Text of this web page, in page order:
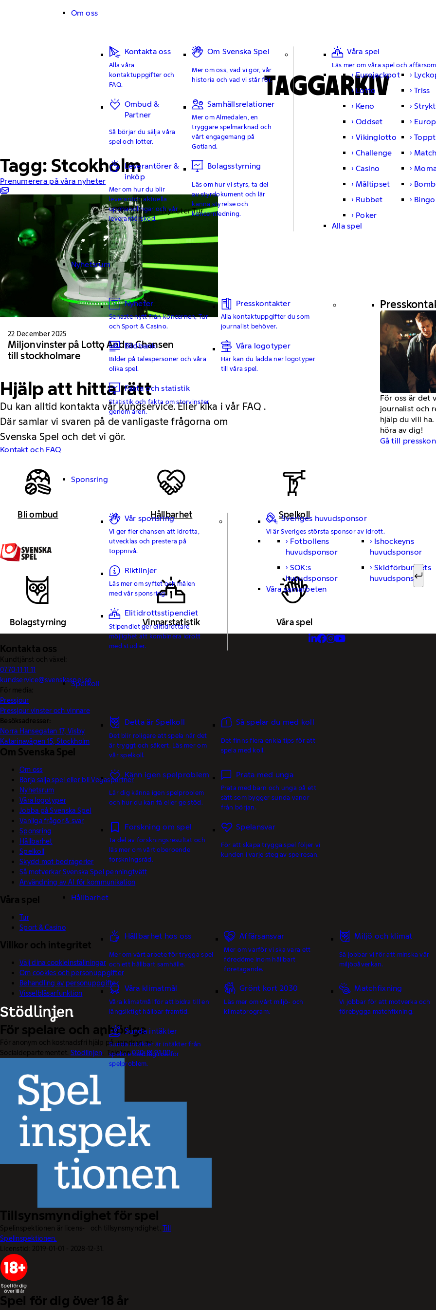
Om oss
Kontakta oss
Alla våra
kontaktuppgifter och
FAQ.
Om Svenska Spel
Mer om oss, vad vi gör, vår
historia och vad vi står för.
Ombud &
Partner
Så börjar du sälja våra
spel och lotter.
Samhällsrelationer
Mer om Almedalen, en
tryggare spelmarknad och
vårt engagemang på
Gotland.
Leverantörer &
inköp
Mer om hur du blir
leverantör, aktuella
upphandlingar och vår
leverantörskod.
Bolagsstyrning
Läs om hur vi styrs, ta del
av styrdokument och lär
känna styrelse och
koncernledning.
Våra spel
Läs mer om våra spel och
Eurojackpot
Lotto
Triss
Keno
Oddset
Vikinglotto
Challenge
Casino
Måltipset
Rubbet
Bingo
Poker
Alla spel
Nyhetsrum
Nyheter
Senaste nytt från koncernen, Tur
och Sport & Casino.
Presskontakter
Alla kontaktuppgifter du som
journalist behöver.
Bildbank
Bilder på talespersoner och våra
olika spel.
Våra logotyper
Här kan du ladda ner logotyper
till våra spel.
Fakta och statistik
Statistik och fakta om storvinster
genom åren.
För oss är det
journalist och
hjälp du vill
höra av dig!
Gå till
Sponsring
Vår sponsring
Vi ger fler chansen att idrotta,
utvecklas och prestera på
toppnivå.
Riktlinjer
Läs mer om syftet och målen
med vår sponsring.
Elitidrottsstipendiet
Stipendiet ger elitidrottare
möjlighet att kombinera idrott
med studier.
Sveriges huvudsponsor
Vi är Sveriges största sponsor av idrott.
Fotbollens
huvudsponsor
Ishockeyns
huvudsponsor
SOK:s
huvudsponsor
Skidförbundets
huvudsponsor
Våra samarbeten
Spelkoll
Detta är Spelkoll
Det blir roligare att spela när det
är tryggt och säkert. Läs mer om
vår spelkoll.
Så spelar du med koll
Det finns flera enkla tips för att
spela med koll.
Känn igen spelproblem
Lär dig känna igen spelproblem
och hur du kan få eller ge stöd.
Prata med unga
Prata med barn och unga på ett
sätt som bygger sunda vanor
från början.
Forskning om spel
Ta del av forskningsresultat och
läs mer om vårt oberoende
forskningsråd.
Spelansvar
För att skapa trygga spel följer vi
kunden i varje steg av spelresan.
Hållbarhet
Hållbarhet hos oss
Mer om vårt arbete för trygga spel
och ett hållbart samhälle.
Affärsansvar
Mer om varför vi ska vara ett
föredöme inom hållbart
företagande.
Miljö och klimat
Så jobbar vi för att minska vår
miljöpåverkan.
Våra klimatmål
Våra klimatmål för att bidra till en
långsiktigt hållbar framtid.
Grönt kort 2030
Läs mer om vårt miljö- och
klimatprogram.
Matchfixning
Vi jobbar för att motverka och
förebygga matchfixning.
Sunda intäkter
Sunda intäkter är intäkter från
spelare med låg risk för
spelproblem.
Sök
TAGGARKIV
Tagg: Stcokholm
Prenumerera på våra nyheter
Lottovinst Nyheter Tur
22 December 2025
Miljonvinster på Lotto Andra Chansen
till stockholmare
Hjälp att hitta rätt
Du kan alltid kontakta vår kundservice. Eller kika i vår FAQ .
Där samlar vi svaren på de vanligaste frågorna om
Svenska Spel och det vi gör.
Kontakt och FAQ
Bli ombud Hållbarhet Spelkoll
Bolagstyrning Vinnarstatistik Våra spel
Kontakta oss
Kundtjänst och växel:
0770-11 11 11
kundservice@svenskaspel.se
För media:
Pressjour
Pressjour vinster och vinnare
Besöksadresser:
Norra Hansegatan 17, Visby
Katarinavägen 15, Stockholm
Om Svenska Spel
Om oss
Börja sälja spel eller bli Vegaspartner
Nyhetsrum
Våra logotyper
Jobba på Svenska Spel
Vanliga frågor & svar
Sponsring
Hållbarhet
Spelkoll
Skydd mot bedrägerier
Så motverkar Svenska Spel penningtvätt
Användning av AI för kommunikation
Våra spel
Tur
Sport & Casino
Villkor och integritet
Välj dina cookieinställningar
Om cookies och personuppgifter
Behandling av personuppgifter
Visselblåsarfunktion
För spelare och anhöriga
För anonym och kostnadsfri hjälp på uppdrag av
Socialdepartementet. Stödlinjen . Telefon020-81 91 00.
Tillsynsmyndighet för spel
Spelinspektionen är licens- och tillsynsmyndighet.Till
Spelinspektionen.
Licenstid: 2019-01-01 - 2028-12-31.
Spel för dig över 18 år